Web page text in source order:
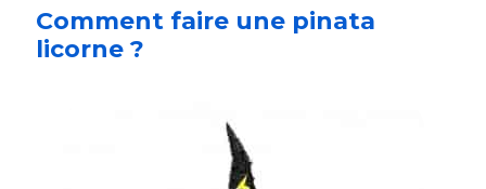
Comment faire une pinata
licorne ?